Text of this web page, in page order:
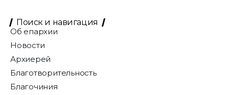
Поиск и навигация
Об епархии
Новости
Архиерей
Благотворительность
Благочиния